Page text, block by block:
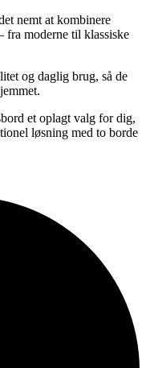
nemt at kombinere
fra moderne til klassiske
og daglig brug, så de
et oplagt valg for dig,
løsning med to borde